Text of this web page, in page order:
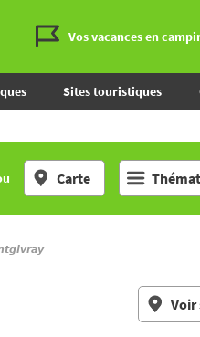
Vos vacances en
Sites touristiques
Carte
Voir